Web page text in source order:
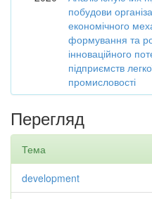
побудови
економічного
формування та
інноваційного
підприємств
промисловості
Перегляд
Тема
development